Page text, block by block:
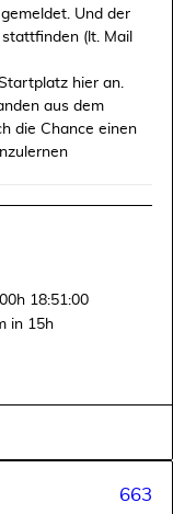
Und der
(lt. Mail
hier an.
aus dem
die Chance einen
18:51:00
in 15h
663